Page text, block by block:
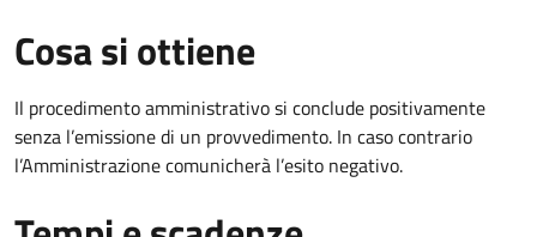
Cosa si ottiene
Il procedimento amministrativo si conclude positivamente
senza l’emissione di un provvedimento. In caso contrario
l’Amministrazione comunicherà l’esito negativo.